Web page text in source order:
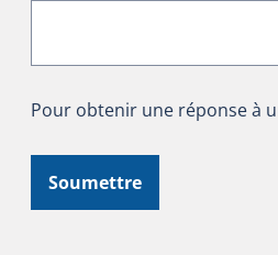
Pour obtenir une réponse à
Soumettre